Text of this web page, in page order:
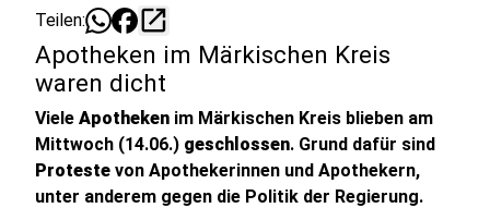
Teilen: open_in_new
Apotheken im Märkischen Kreis
waren dicht
Viele Apotheken im Märkischen Kreis blieben am
Mittwoch (14.06.) geschlossen. Grund dafür sind
Proteste von Apothekerinnen und Apothekern,
unter anderem gegen die Politik der Regierung.